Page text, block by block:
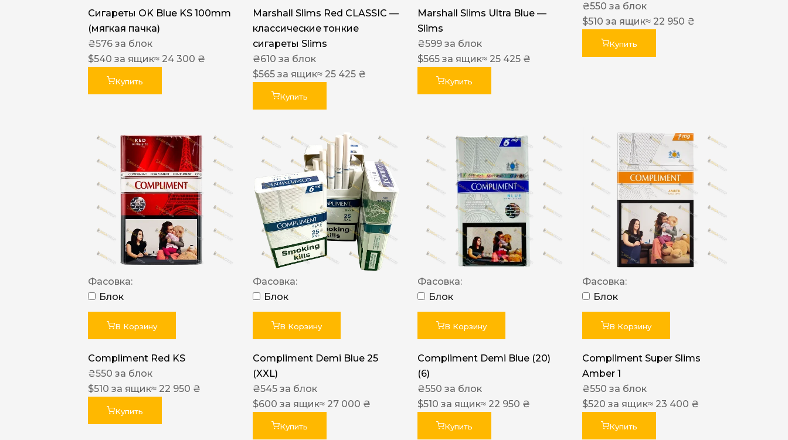
Сигарети LD
Сигареты OK Blue KS 100mm
(мягкая пачка)
₴576 за блок
$540 за ящик≈ 24 300 ₴
Купить
Marshall Slims Red CLASSIC —
классические тонкие
сигареты Slims
₴610 за блок
$565 за ящик≈ 25 425 ₴
Купить
Marshall Slims Ultra Blue —
Slims
₴599 за блок
$565 за ящик≈ 25 425 ₴
Купить
₴550 за блок
$510 за ящик≈ 22 950 ₴
Купить
Фасовка:
Блок
В Корзину
Compliment Red KS
₴550 за блок
$510 за ящик≈ 22 950 ₴
Купить
Фасовка:
Блок
В Корзину
Compliment Demi Blue 25
(XXL)
₴545 за блок
$600 за ящик≈ 27 000 ₴
Купить
Фасовка:
Блок
В Корзину
Compliment Demi Blue (20)
(6)
₴550 за блок
$510 за ящик≈ 22 950 ₴
Купить
Фасовка:
Блок
В Корзину
Compliment Super Slims
Amber 1
₴550 за блок
$520 за ящик≈ 23 400 ₴
Купить